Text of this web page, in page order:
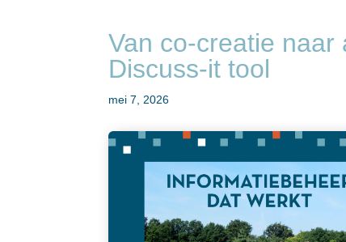
Van co-creatie
Discuss-it tool
mei 7, 2026